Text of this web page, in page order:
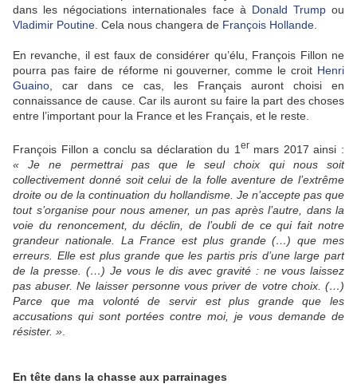
dans les négociations internationales face à Donald Trumpou
Vladimir Poutine . Cela nous changera de François Hollande
En revanche, il est faux de considérer qu’élu, François Fillon ne
pourra pas faire de réforme ni gouverner, comme le croit Henri
Guaino , car dans ce cas, les Français auront choisi en
connaissance de cause. Car ils auront su faire la part des choses
entre l’important pour la France et les Français, et le reste.
François Fillon a conclu sa déclaration du 1 er mars 2017 ainsi :
« Je ne permettrai pas que le seul choix qui nous soit
collectivement donné soit celui de la folle aventure de l’extrême
droite ou de la continuation du hollandisme. Je n’accepte pas que
tout s’organise pour nous amener, un pas après l’autre, dans la
voie du renoncement, du déclin, de l’oubli de ce qui fait notre
grandeur nationale. La France est plus grande (…) que mes
erreurs. Elle est plus grande que les partis pris d’une large part
de la presse. (…) Je vous le dis avec gravité : ne vous laissez
pas abuser. Ne laisser personne vous priver de votre choix. (…)
Parce que ma volonté de servir est plus grande que les
accusations qui sont portées contre moi, je vous demande de
résister. »
En tête dans la chasse aux parrainages